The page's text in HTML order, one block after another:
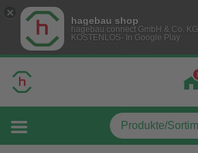
hagebau shop
hagebau connect GmbH & Co. KG
KOSTENLOS- In Google Play